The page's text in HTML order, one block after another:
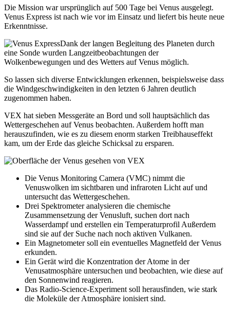
Die Mission war ursprünglich auf 500 Tage bei Venus ausgelegt.
Venus Express ist nach wie vor im Einsatz und liefert bis heute neue
Erkenntnisse.
Dank der langen Begleitung des Planeten durch
eine Sonde wurden Langzeitbeobachtungen der
Wolkenbewegungen und des Wetters auf Venus möglich.
So lassen sich diverse Entwicklungen erkennen, beispielsweise dass
die Windgeschwindigkeiten in den letzten 6 Jahren deutlich
zugenommen haben.
VEX hat sieben Messgeräte an Bord und soll hauptsächlich das
Wettergeschehen auf Venus beobachten. Außerdem hofft man
herauszufinden, wie es zu diesem enorm starken Treibhauseffekt
kam, um der Erde das gleiche Schicksal zu ersparen.
Die Venus Monitoring Camera (VMC) nimmt die
Venuswolken im sichtbaren und infraroten Licht auf und
untersucht das Wettergeschehen.
Drei Spektrometer analysieren die chemische
Zusammensetzung der Venusluft, suchen dort nach
Wasserdampf und erstellen ein Temperaturprofil Außerdem
sind sie auf der Suche nach noch aktiven Vulkanen.
Ein Magnetometer soll ein eventuelles Magnetfeld der Venus
erkunden.
Ein Gerät wird die Konzentration der Atome in der
Venusatmosphäre untersuchen und beobachten, wie diese auf
den Sonnenwind reagieren.
Das Radio-Science-Experiment soll herausfinden, wie stark
die Moleküle der Atmosphäre ionisiert sind.